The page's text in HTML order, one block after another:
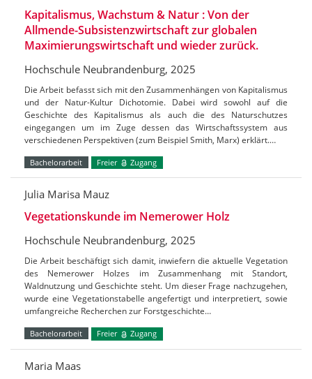
Kapitalismus, Wachstum & Natur : Von der
Allmende-Subsistenzwirtschaft zur globalen
Maximierungswirtschaft und wieder zurück.
Hochschule Neubrandenburg, 2025
Die Arbeit befasst sich mit den Zusammenhängen von Kapitalismus
und der Natur-Kultur Dichotomie. Dabei wird sowohl auf die
Geschichte des Kapitalismus als auch die des Naturschutzes
eingegangen um im Zuge dessen das Wirtschaftssystem aus
verschiedenen Perspektiven (zum Beispiel Smith, Marx) erklärt.…
Bachelorarbeit Freier Zugang
Julia Marisa Mauz
Vegetationskunde im Nemerower Holz
Hochschule Neubrandenburg, 2025
Die Arbeit beschäftigt sich damit, inwiefern die aktuelle Vegetation
des Nemerower Holzes im Zusammenhang mit Standort,
Waldnutzung und Geschichte steht. Um dieser Frage nachzugehen,
wurde eine Vegetationstabelle angefertigt und interpretiert, sowie
umfangreiche Recherchen zur Forstgeschichte…
Bachelorarbeit Freier Zugang
Maria Maas